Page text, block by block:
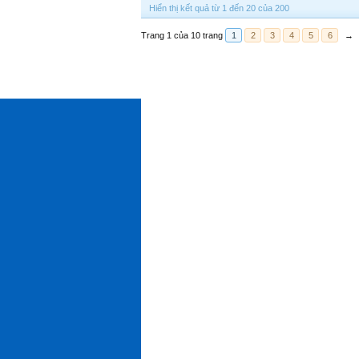
Hiển thị kết quả từ 1 đến 20 của 200
Trang 1 của 10 trang 1 2 3 4 5 6 →